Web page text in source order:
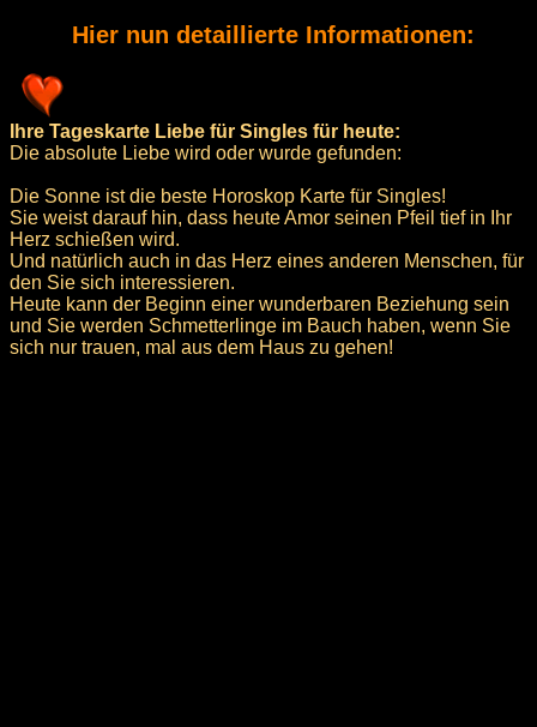
Hier nun detaillierte Informationen:
Ihre Tageskarte Liebe für Singles für heute:
Die absolute Liebe wird oder wurde gefunden:
Die Sonne ist die beste Horoskop Karte für Singles!
Sie weist darauf hin, dass heute Amor seinen Pfeil tief in Ihr
Herz schießen wird.
Und natürlich auch in das Herz eines anderen Menschen, für
den Sie sich interessieren.
Heute kann der Beginn einer wunderbaren Beziehung sein
und Sie werden Schmetterlinge im Bauch haben, wenn Sie
sich nur trauen, mal aus dem Haus zu gehen!